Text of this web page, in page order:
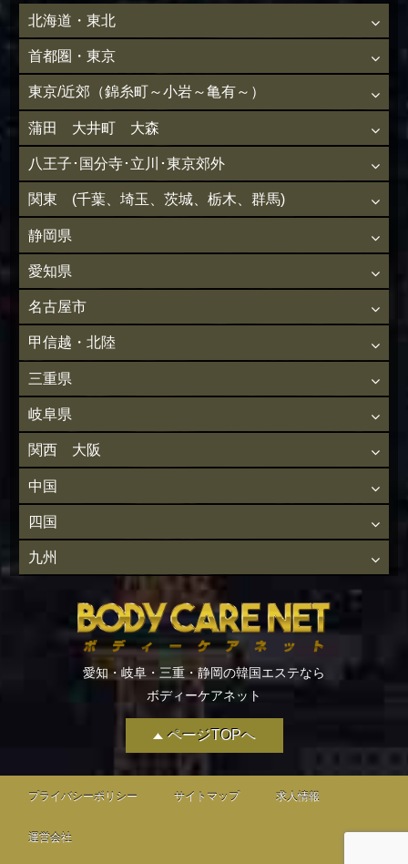
ページTOPへ
北海道・東北
首都圏・東京
東京/近郊（錦糸町～小岩～亀有～）
蒲田 大井町 大森
八王子･国分寺･立川･東京郊外
関東 (千葉、埼玉、茨城、栃木、群馬)
静岡県
愛知県
名古屋市
甲信越・北陸
三重県
岐阜県
関西 大阪
中国
四国
九州
愛知・岐阜・三重・静岡の韓国エステなら
ボディーケアネット
プライバシーポリシー サイトマップ 求人情報
運営会社